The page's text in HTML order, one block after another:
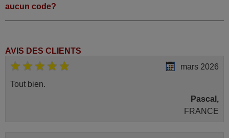
aucun code?
AVIS DES CLIENTS
mars 2026
Tout bien.
Pascal,
FRANCE